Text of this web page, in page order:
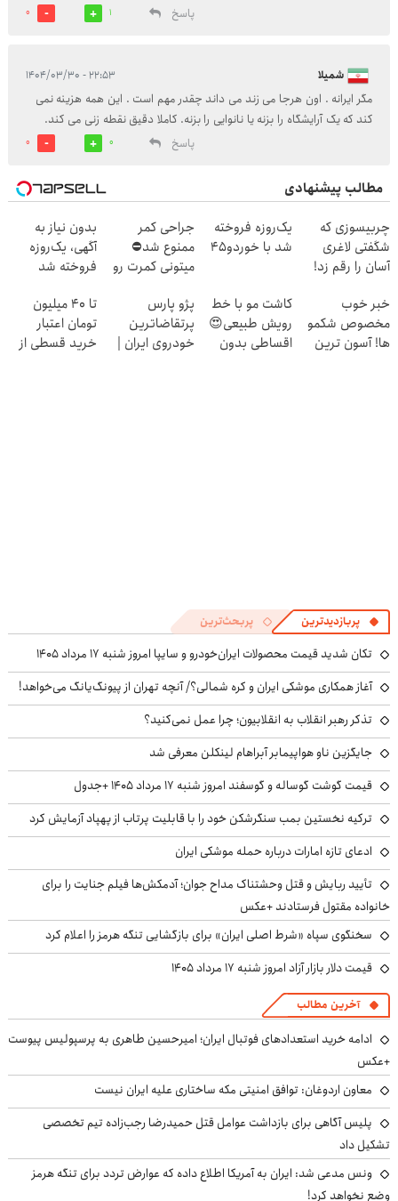
پاسخ 1
0
شمیلا ۲۲:۵۳ - ۱۴۰۴/۰۳/۳۰
مگر ایرانه . اون هرجا می زند می داند چقدر مهم است . این همه هزینه نمی
کند که یک آرایشگاه را بزنه یا نانوایی را بزنه. کاملا دقیق نقطه زنی می کند.
پاسخ
0
0
مطالب پیشنهادی
چربیسوزی که
شگفتی لاغری
آسان را رقم زد!
یک‌روزه فروخته
شد با خوردو45
جراحی کمر
ممنوع شد⛔
میتونی کمرت رو
کنی! 👈🏻
پرسش‌نامه
بدون نیاز به
آگهی، یک‌روزه
فروخته شد
خبر خوب
مخصوص شکمو
ها! آسون ترین
کاشت مو با خط
رویش طبیعی😍
اقساطی بدون
پژو پارس
پرتقاضاترین
خودروی ایران |
تا ۴۰ میلیون
تومان اعتبار
خرید قسطی از
پربازدیدترین پربحث‌ترین
تکان شدید قیمت محصولات ایران‌خودرو و سایپا امروز شنبه ۱۷ مرداد ۱۴۰۵
آغاز همکاری موشکی ایران و کره شمالی؟/ آنچه تهران از پیونگ‌یانگ می‌خواهد!
تذکر رهبر انقلاب به انقلابیون؛ چرا عمل نمی‌کنید؟
جایگزین ناو هواپیمابر آبراهام لینکلن معرفی شد
قیمت گوشت گوساله و گوسفند امروز شنبه ۱۷ مرداد ۱۴۰۵ +جدول
ترکیه نخستین بمب سنگرشکن خود را با قابلیت پرتاب از پهپاد آزمایش کرد
ادعای تازه امارات درباره حمله موشکی ایران
تأیید ربایش و قتل وحشتناک مداح جوان؛ آدمکش‌ها فیلم جنایت را برای
خانواده مقتول فرستادند +عکس
سخنگوی سپاه «شرط اصلی ایران» برای بازگشایی تنگه هرمز را اعلام کرد
قیمت دلار بازار آزاد امروز شنبه ۱۷ مرداد ۱۴۰۵
آخرین مطالب
ادامه خرید استعدادهای فوتبال ایران؛ امیرحسین طاهری به پرسپولیس پیوست
+عکس
معاون اردوغان: توافق امنیتی مکه ساختاری علیه ایران نیست
پلیس آگاهی برای بازداشت عوامل قتل حمیدرضا رجب‌زاده تیم تخصصی
تشکیل داد
ونس مدعی شد: ایران به آمریکا اطلاع داده که عوارض تردد برای تنگه هرمز
وضع نخواهد کرد!